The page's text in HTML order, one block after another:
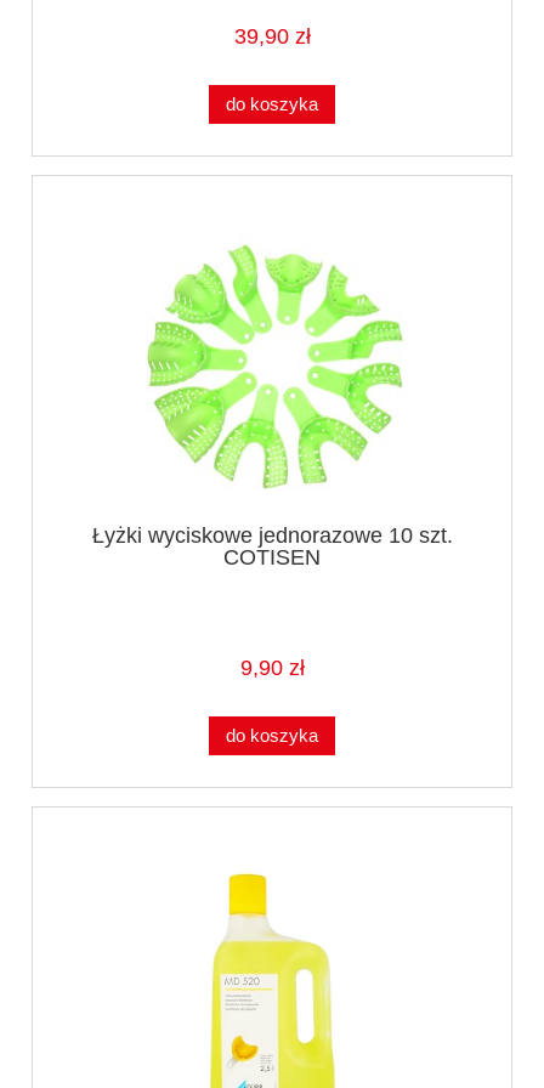
39,90 zł
do koszyka
Łyżki wyciskowe jednorazowe 10 szt.
COTISEN
9,90 zł
do koszyka